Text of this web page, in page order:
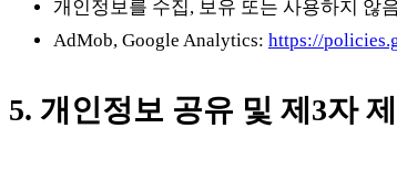
개인정보를 수집, 보유 또는 사용하지 않
AdMob, Google Analytics: https://
5. 개인정보 공유 및 제3자